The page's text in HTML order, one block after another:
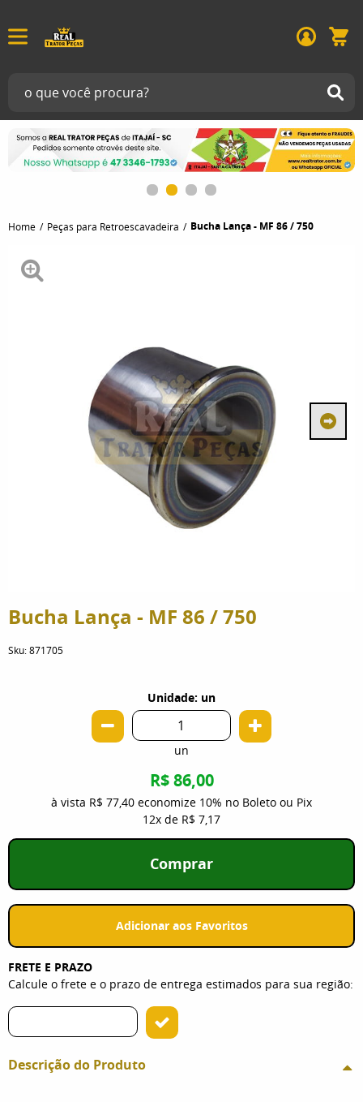
Home Peças para Retroescavadeira Bucha Lança - MF 86 / 750
Bucha Lança - MF 86 / 750
Sku:871705
Unidade: un
un
R$ 86,00
à vista R$ 77,40 economize 10% no Boleto ou Pix
12x de R$ 7,17
Comprar
Adicionar aos Favoritos
FRETE E PRAZO
Calcule o frete e o prazo de entrega estimados para sua região:
Descrição do Produto